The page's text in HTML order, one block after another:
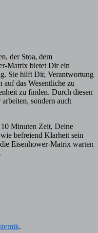
der Stoa, dem
Matrix bietet Dir ein
Sie hilft Dir, Verantwortung
das Wesentliche zu
zu finden. Durch diesen
sondern auch
Minuten Zeit, Deine
befreiend Klarheit sein
Eisenhower-Matrix warten
.